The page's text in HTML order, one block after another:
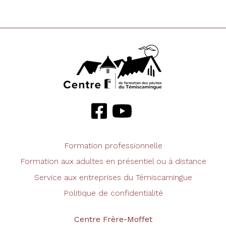
Formation professionnelle
Formation aux adultes en présentiel ou à distance
Service aux entreprises du Témiscamingue
Politique de confidentialité
Centre Frère-Moffet